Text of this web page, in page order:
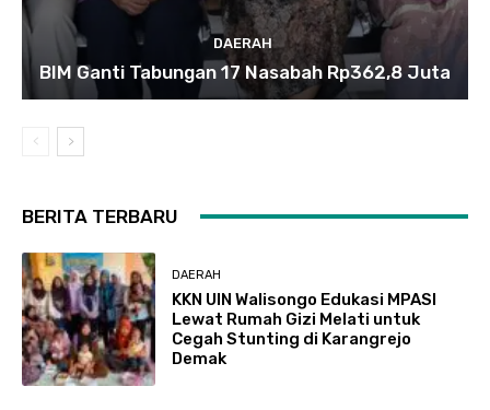
DAERAH
BIM Ganti Tabungan 17 Nasabah Rp362,8 Juta
BERITA TERBARU
DAERAH
KKN UIN Walisongo Edukasi MPASI
Lewat Rumah Gizi Melati untuk
Cegah Stunting di Karangrejo
Demak